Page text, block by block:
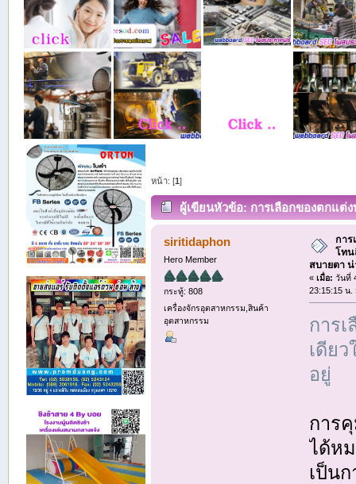
หน้า: [1 ]
ผู้เขียนหัวข้อ: การเลือกของตกแต่
siritidaphon
Hero Member
กระทู้: 808
เครื่องจักรอุตสาหกรรม,สินค้า
อุตสาหกรรม
การ
โทน
สบายตา น่
«เมื่อ: วันที่
23:15:15 น.
การ
เดีย
อยู่
การ
ได้ห
เป็น